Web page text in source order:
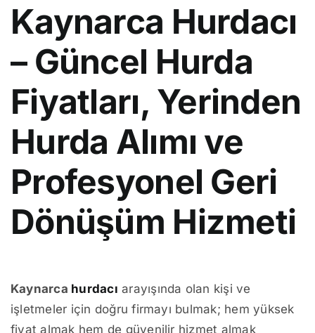
Kaynarca Hurdacı
– Güncel Hurda
Fiyatları, Yerinden
Hurda Alımı ve
Profesyonel Geri
Dönüşüm Hizmeti
Kaynarca hurdacı arayışında olan kişi ve
işletmeler için doğru firmayı bulmak; hem yüksek
fiyat almak hem de güvenilir hizmet almak